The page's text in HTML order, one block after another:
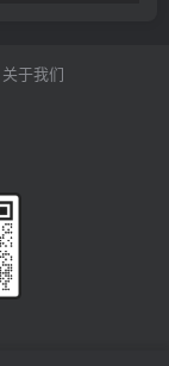
关于我们